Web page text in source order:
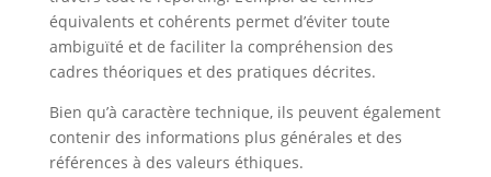
équivalents et cohérents permet d’éviter toute
ambiguïté et de faciliter la compréhension des
cadres théoriques et des pratiques décrites.
Bien qu’à caractère technique, ils peuvent également
contenir des informations plus générales et des
références à des valeurs éthiques.